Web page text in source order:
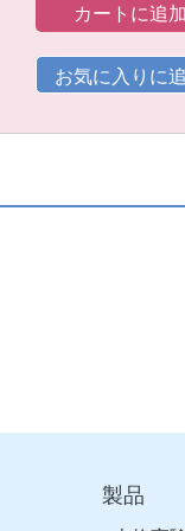
カートに追加
製品